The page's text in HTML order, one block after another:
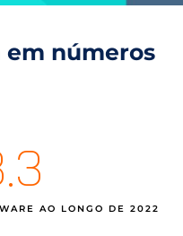
mais controle e
TI. Com os Firewalls
a sua empresa terá o
SD-WAN seguro,
em números
AO LONGO DE 2022